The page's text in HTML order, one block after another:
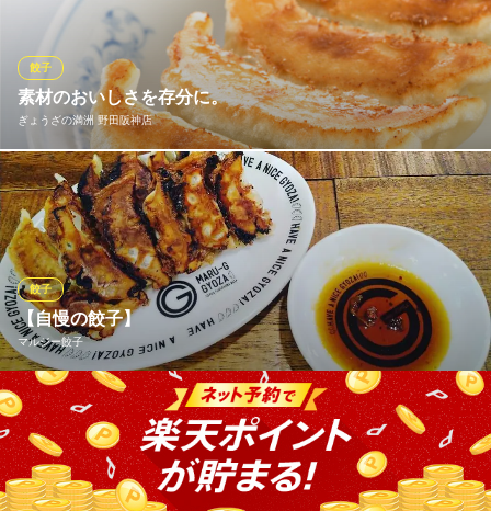
くほどジューシーな仕上がりで、ビールやワインとの相性も抜群
です。本格イタリアンをメインにしつつ、アクセントとして添え
られるこの一皿が、当店の食卓をより豊かで笑顔溢れるものにし
ます。
イタリア大衆食堂 堂島グラッチェ 福島店
イタリアンバル・食堂
ＪＲ大阪環状線福島駅 徒歩2分
大阪府大阪市福島区福島5-6-6
素材のおいしさを存分に。
ぎょうざの満洲 野田阪神店
餃子
餃子の小麦粉・豚肉・野菜は国内産を100％使用 豚肉の脂身を減
らし、赤身を3割増量。 豚ひき肉は指定農場の「美保野ポーク」
を中心に、こだわりの豚肉を使用しています。
ぎょうざの満洲 野田阪神店
餃子・中華料理
大阪メトロ千日前線野田阪神駅 徒歩4分
大阪府大阪市福島区大開2-1-3
【自慢の餃子】
マルジー餃子
餃子
当店名物の「マルジー餃子」は1人前390円（税込）！沖縄ブラン
ド豚のやんばる豚と、たっぷりのお野菜を手間暇かけて薄皮でふ
んわりと包んだ、何個でも食べられるヘルシーな焼き餃子です。
定番の酢醤油とラー油はもちろん、神戸の味噌ダレに影響を受け
たこだわりの「自家製肉味噌ダレ」をつけて食べるのがおすすめ